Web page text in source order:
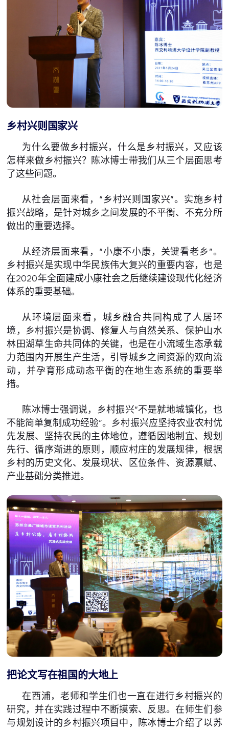
乡村兴则国家兴
为什么要做乡村振兴，什么是乡村振兴，又应该
怎样来做乡村振兴？陈冰博士带我们从三个层面思考
了这些问题。
从社会层面来看，“乡村兴则国家兴”。实施乡村
振兴战略，是针对城乡之间发展的不平衡、不充分所
做出的重要选择。
从经济层面来看，“小康不小康，关键看老乡”。
乡村振兴是实现中华民族伟大复兴的重要内容，也是
在2020年全面建成小康社会之后继续建设现代化经济
体系的重要基础。
从环境层面来看，城乡融合共同构成了人居环
境，乡村振兴是协调、修复人与自然关系、保护山水
林田湖草生命共同体的关键，也是在小流域生态承载
力范围内开展生产生活，引导城乡之间资源的双向流
动，并孕育形成动态平衡的在地生态系统的重要举
措。
陈冰博士强调说，乡村振兴“不是就地城镇化，也
不能简单复制成功经验”。乡村振兴应坚持农业农村优
先发展、坚持农民的主体地位，遵循因地制宜、规划
先行、循序渐进的原则，顺应村庄的发展规律，根据
乡村的历史文化、发展现状、区位条件、资源禀赋、
产业基础分类推进。
把论文写在祖国的大地上
在西浦，老师和学生们也一直在进行乡村振兴的
研究，并在实践过程中不断摸索、反思。在师生们参
与规划设计的乡村振兴项目中，陈冰博士介绍了以苏